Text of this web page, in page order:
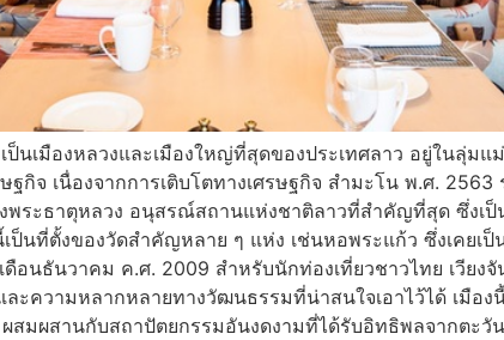
ป็นเมืองหลวงและเมืองใหญ่ที่สุดของประเทศลาว อยู่ในลุ่ม
ฐกิจ เนื่องจากการเติบโตทางเศรษฐกิจ สำมะโน พ.ศ.
งพระธาตุหลวง อนุสรณ์สถานแห่งชาติลาวที่สำคัญที่สุด ซึ่ง
ป็นที่ตั้งของวัดสำคัญหลาย ๆ แห่ง เช่นหอพระแก้ว ซึ่งเคยเ
อนธันวาคม ค.ศ. 2009 สำหรับนักท่องเที่ยวชาวไทย เวียง
ความหลากหลายทางวัฒนธรรมที่น่าสนใจเอาไว้ได้ เมือง
สมผสานกับสถาปัตยกรรมอันงดงามที่ได้รับอิทธิพลจากตะวั